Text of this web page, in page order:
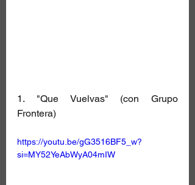
1. "Que Vuelvas" (con Grupo
Frontera)
https://youtu.be/gG3516BF5_w?
si=MY52YeAbWyA04mIW